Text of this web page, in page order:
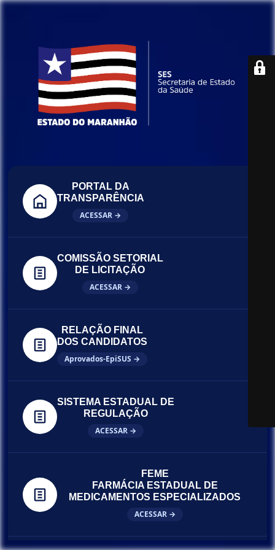
PORTAL DA
TRANSPARÊNCIA
ACESSAR →
COMISSÃO SETORIAL
DE LICITAÇÃO
ACESSAR →
RELAÇÃO FINAL
DOS CANDIDATOS
Aprovados-EpiSUS →
SISTEMA ESTADUAL DE
REGULAÇÃO
ACESSAR →
FEME
FARMÁCIA ESTADUAL DE
MEDICAMENTOS ESPECIALIZADOS
ACESSAR →